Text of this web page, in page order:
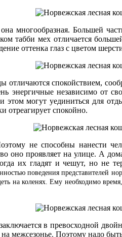
многообразная. Большей
табби мех отличается
оттенка глаз с цветом
спокойствием,
энергичные независимо от
могут уединиться для
отреагирует спокойно.
не способны нанести
оно проявляет на улице. А
их гладят и чешут, но не
поведения представителей
на коленях. Ему необходимо
в превосходной
на межсезонье. Поэтому надо